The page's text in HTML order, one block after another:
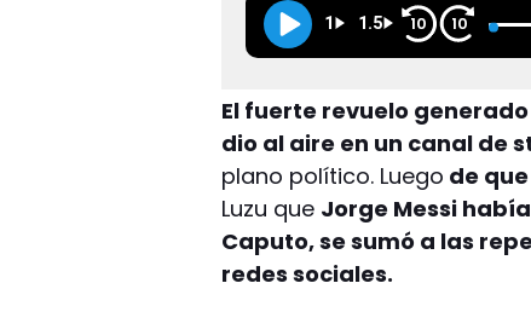
1 1.5 10 10
El fuerte revuelo
dio al aire en un canal de
plano político. Luego de
Luzu que Jorge Messi
Caputo, se sumó a las
redes sociales.